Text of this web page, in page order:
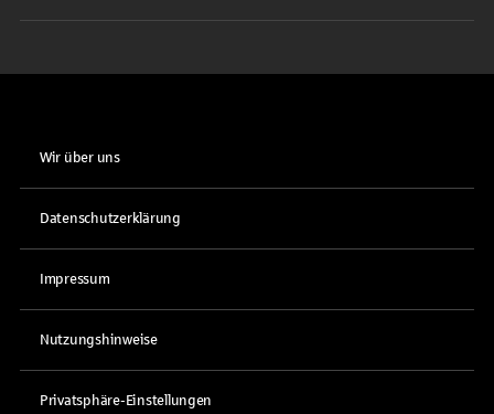
Wir über uns
Datenschutzerklärung
Impressum
Nutzungshinweise
Privatsphäre-Einstellungen